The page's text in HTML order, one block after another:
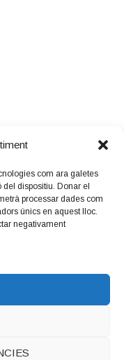
com ara galetes
dispositiu. Donar el
processar dades com
únics en aquest lloc.
negativament